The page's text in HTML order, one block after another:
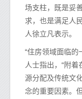
场支柱，既是妥
求，也是满足人
人徐立凡表示。
“住房领域面临的
人士指出，“附
源分配及传统文
念的重要因素。